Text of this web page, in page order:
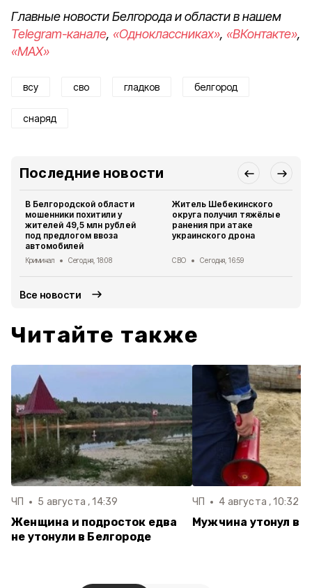
Главные новости Белгорода и области в нашем
Telegram-канале, «Одноклассниках», «ВКонтакте»,
«MAX»
всу сво гладков белгород
снаряд
Последние новости
В Белгородской области
мошенники похитили у
жителей 49,5 млн рублей
под предлогом ввоза
автомобилей
Криминал Сегодня, 18:08
Житель Шебекинского
округа получил тяжёлые
ранения при атаке
украинского дрона
СВО Сегодня, 16:59
Все новости
Читайте также
ЧП 5 августа , 14:39
Женщина и подросток едва
не утонули в Белгороде
ЧП 4 августа , 10:32
Мужчина утонул в